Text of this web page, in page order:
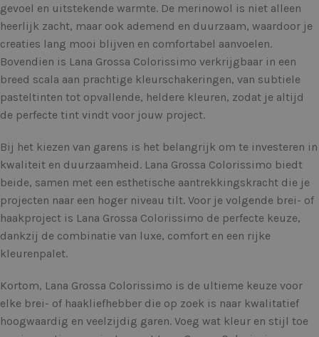
gevoel en uitstekende warmte. De merinowol is niet alleen
heerlijk zacht, maar ook ademend en duurzaam, waardoor je
creaties lang mooi blijven en comfortabel aanvoelen.
Bovendien is Lana Grossa Colorissimo verkrijgbaar in een
breed scala aan prachtige kleurschakeringen, van subtiele
pasteltinten tot opvallende, heldere kleuren, zodat je altijd
de perfecte tint vindt voor jouw project.
Bij het kiezen van garens is het belangrijk om te investeren in
kwaliteit en duurzaamheid. Lana Grossa Colorissimo biedt
beide, samen met een esthetische aantrekkingskracht die je
projecten naar een hoger niveau tilt. Voor je volgende brei- of
haakproject is Lana Grossa Colorissimo de perfecte keuze,
dankzij de combinatie van luxe, comfort en een rijke
kleurenpalet.
Kortom, Lana Grossa Colorissimo is de ultieme keuze voor
elke brei- of haakliefhebber die op zoek is naar kwalitatief
hoogwaardig en veelzijdig garen. Voeg wat kleur en stijl toe